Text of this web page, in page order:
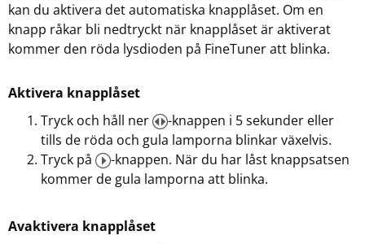
kan du aktivera det automatiska knapplåset. Om en
knapp råkar bli nedtryckt när knapplåset är aktiverat
kommer den röda lysdioden på FineTuner att blinka.
Aktivera knapplåset
Tryck och håll ner
-knappen i 5 sekunder eller
tills de röda och gula lamporna blinkar växelvis.
Tryck på
-knappen. När du har låst knappsatsen
kommer de gula lamporna att blinka.
Avaktivera knapplåset